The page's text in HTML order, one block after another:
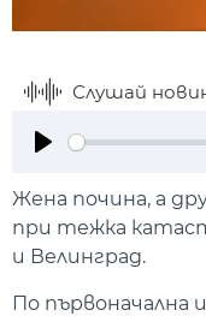
Слушай
Жена почина, а
при тежка
и Велинград.
По първоначална